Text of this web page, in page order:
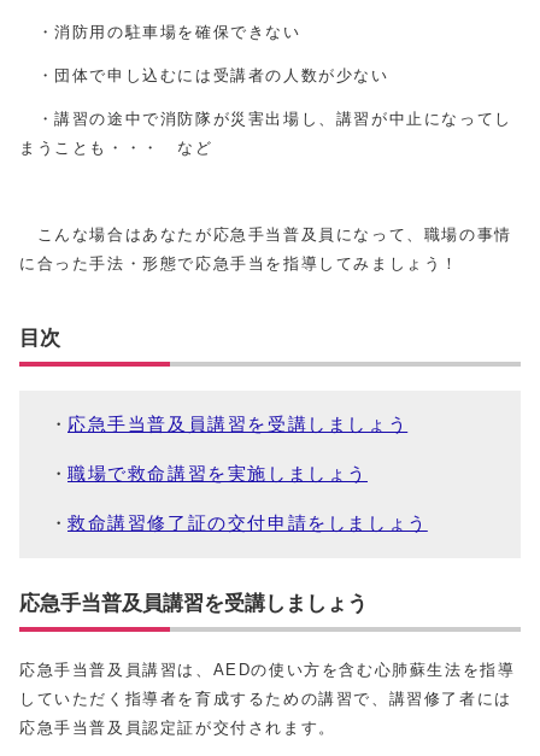
・消防用の駐車場を確保できない
・団体で申し込むには受講者の人数が少ない
・講習の途中で消防隊が災害出場し、講習が中止になってし
まうことも・・・ など
こんな場合はあなたが応急手当普及員になって、職場の事情
に合った手法・形態で応急手当を指導してみましょう！
目次
応急手当普及員講習を受講しましょう
職場で救命講習を実施しましょう
救命講習修了証の交付申請をしましょう
応急手当普及員講習を受講しましょう
応急手当普及員講習は、AEDの使い方を含む心肺蘇生法を指導
していただく指導者を育成するための講習で、講習修了者には
応急手当普及員認定証が交付されます。